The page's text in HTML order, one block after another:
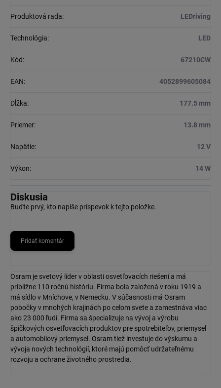
Produktová rada: LEDriving
Technológia: LED
Kód: 67210CW
EAN: 4052899605084
Dĺžka: 177.5 mm
Priemer: 13.8 mm
Napätie: 12 V
Výkon: 14 W
Diskusia
Buďte prvý, kto napíše príspevok k tejto položke.
Pridať komentár
Osram je svetový líder v oblasti osvetľovacích riešení a má
približne 110 ročnú históriu. Firma bola založená v roku 1919 a
má sídlo v Mníchove, v Nemecku. V súčasnosti má Osram
pobočky v mnohých krajinách po celom svete a zamestnáva viac
ako 23 000 ľudí. Firma sa špecializuje na vývoj a výrobu
špičkových osvetľovacích produktov pre spotrebiteľov, priemysel
a automobilový priemysel. Osramtiež investuje do výskumu a
vývoja nových technológií, ktoré majú pomôcť udržateľnému
rozvoju a ochrane životného prostredia.